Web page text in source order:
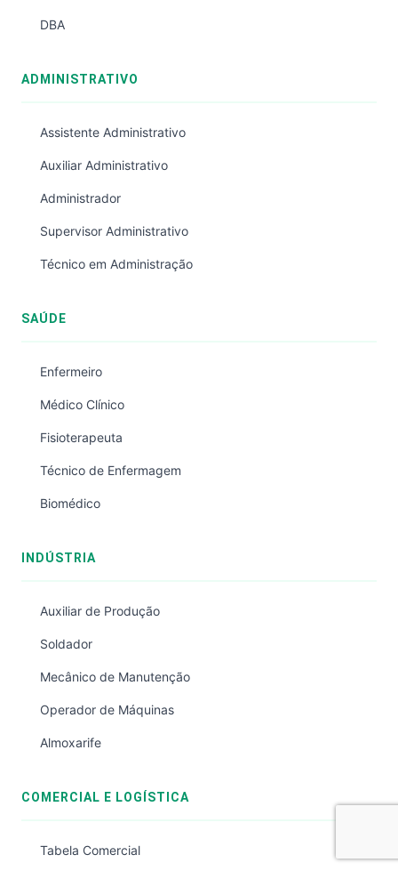
DBA
ADMINISTRATIVO
Assistente Administrativo
Auxiliar Administrativo
Administrador
Supervisor Administrativo
Técnico em Administração
SAÚDE
Enfermeiro
Médico Clínico
Fisioterapeuta
Técnico de Enfermagem
Biomédico
INDÚSTRIA
Auxiliar de Produção
Soldador
Mecânico de Manutenção
Operador de Máquinas
Almoxarife
COMERCIAL E LOGÍSTICA
Tabela Comercial